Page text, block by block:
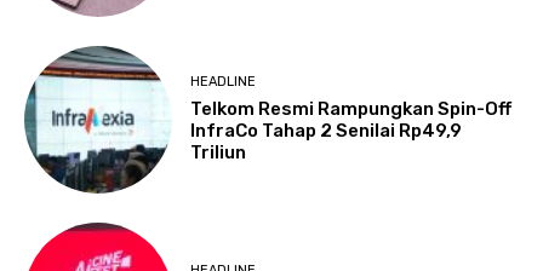
HEADLINE
Telkom Resmi Rampungkan Spin-Off
InfraCo Tahap 2 Senilai Rp49,9
Triliun